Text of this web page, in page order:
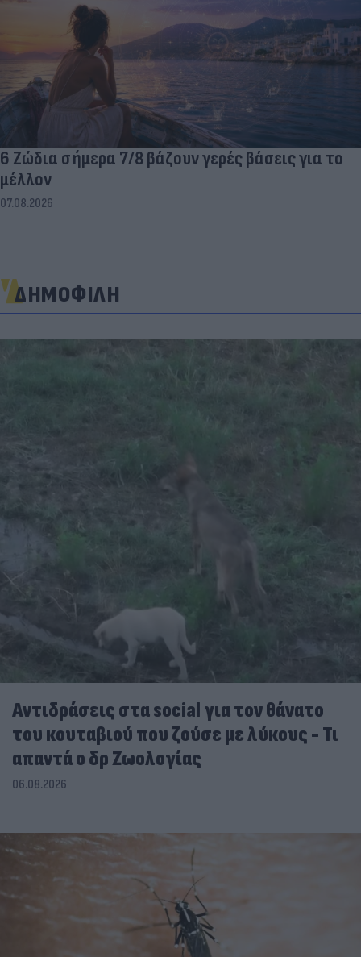
6 Ζώδια σήμερα 7/8 βάζουν γερές βάσεις για το
μέλλον
07.08.2026
ΔΗΜΟΦΙΛΗ
Αντιδράσεις στα social για τον θάνατο
του κουταβιού που ζούσε με λύκους - Τι
απαντά ο δρ Ζωολογίας
06.08.2026